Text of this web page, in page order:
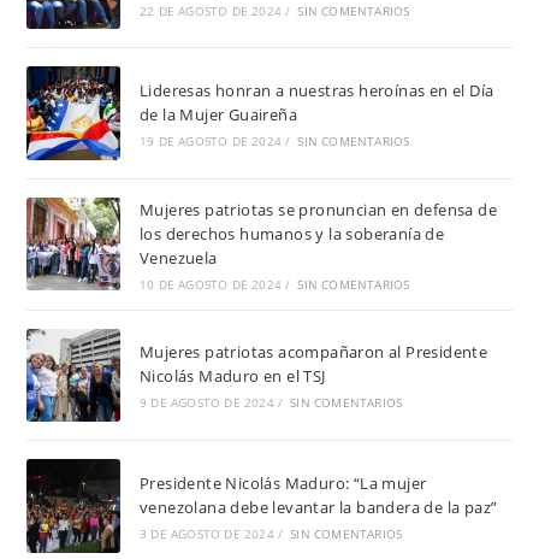
22 DE AGOSTO DE 2024 / SIN COMENTARIOS
Lideresas honran a nuestras heroínas en el Día
de la Mujer Guaireña
19 DE AGOSTO DE 2024 / SIN COMENTARIOS
Mujeres patriotas se pronuncian en defensa de
los derechos humanos y la soberanía de
Venezuela
10 DE AGOSTO DE 2024 / SIN COMENTARIOS
Mujeres patriotas acompañaron al Presidente
Nicolás Maduro en el TSJ
9 DE AGOSTO DE 2024 / SIN COMENTARIOS
Presidente Nicolás Maduro: “La mujer
venezolana debe levantar la bandera de la paz”
3 DE AGOSTO DE 2024 / SIN COMENTARIOS